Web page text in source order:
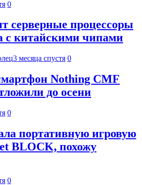
0
серверные процессоры
с китайскими чипами
3 месяца спустя 0
Nothing CMF
до осени
0
портативную игровую
BLOCK, похожу
0